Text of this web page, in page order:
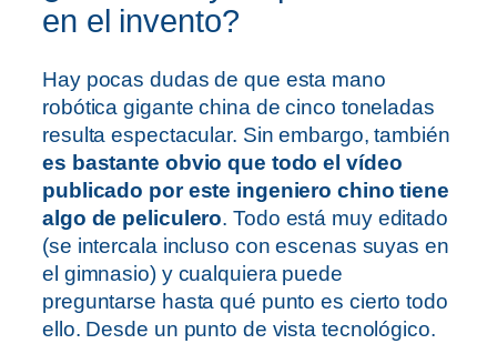
en el invento?
Hay pocas dudas de que esta mano
robótica gigante china de cinco toneladas
resulta espectacular. Sin embargo, también
es bastante obvio que todo el vídeo
publicado por este ingeniero chino tiene
algo de peliculero. Todo está muy editado
(se intercala incluso con escenas suyas en
el gimnasio) y cualquiera puede
preguntarse hasta qué punto es cierto todo
ello. Desde un punto de vista tecnológico.